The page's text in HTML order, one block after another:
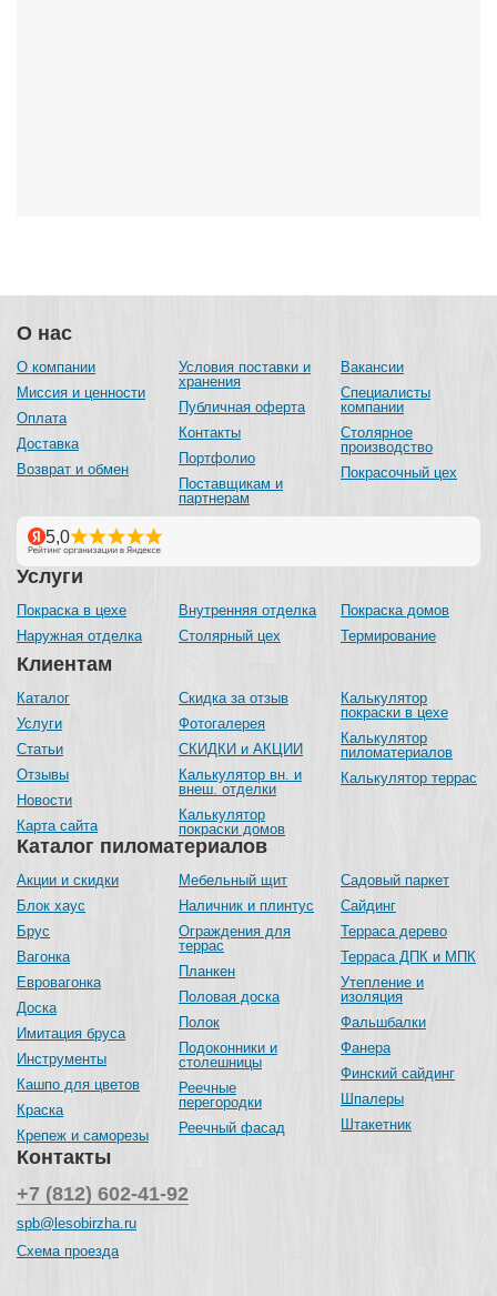
О нас
О компании
Миссия и ценности
Оплата
Доставка
Возврат и обмен
Условия поставки и
хранения
Публичная оферта
Контакты
Портфолио
Поставщикам и
партнерам
Вакансии
Специалисты
компании
Столярное
производство
Покрасочный цех
Каталог пиломатериалов
Акции и скидки
Блок хаус
Брус
Вагонка
Евровагонка
Доска
Имитация бруса
Инструменты
Кашпо для цветов
Краска
Крепеж и саморезы
Мебельный щит
Наличник и плинтус
Ограждения для
террас
Планкен
Половая доска
Полок
Подоконники и
столешницы
Реечные
перегородки
Реечный фасад
Садовый паркет
Сайдинг
Терраса дерево
Терраса ДПК и МПК
Утепление и
изоляция
Фальшбалки
Фанера
Финский сайдинг
Шпалеры
Штакетник
Услуги
Покраска в цехе
Наружная отделка
Внутренняя отделка
Столярный цех
Покраска домов
Термирование
Клиентам
Каталог
Услуги
Статьи
Отзывы
Новости
Карта сайта
Скидка за отзыв
Фотогалерея
СКИДКИ и АКЦИИ
Калькулятор вн. и
внеш. отделки
Калькулятор
покраски домов
Калькулятор
покраски в цехе
Калькулятор
пиломатериалов
Калькулятор террас
Контакты
+7 (812) 602-41-92
spb@lesobirzha.ru
Схема проезда